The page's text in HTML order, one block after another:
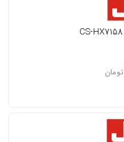
تومان